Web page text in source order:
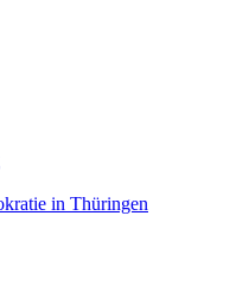
in Thüringen